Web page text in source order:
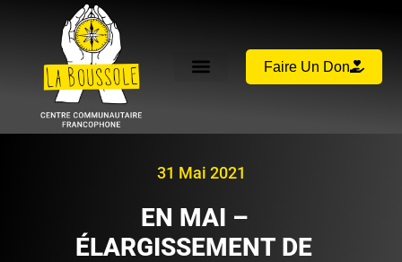
Faire Un Don
31 Mai 2021
EN MAI –
ÉLARGISSEMENT DE